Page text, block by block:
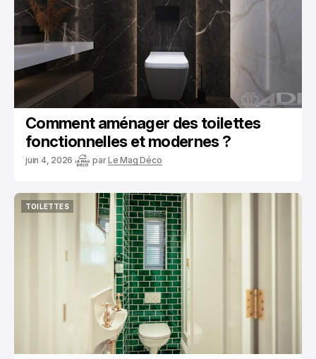
Comment aménager des toilettes
fonctionnelles et modernes ?
juin 4, 2026 parLe Mag Déco
TOILETTES